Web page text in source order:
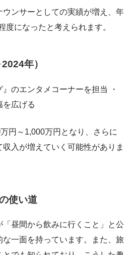
ウンサーとしての実績が増え、年
度になったと考えられます。
年）
』のエンタメコーナーを担当 ・
を広げる
円～1,000万円となり、さらに
入が増えていく可能性がありま
使い道
昼間から飲みに行くこと」と公
一面を持っています。また、旅